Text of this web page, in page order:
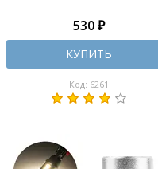
530 ₽
КУПИТЬ
Код: 6261